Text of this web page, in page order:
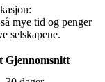
mye tid og penger
selskapene.
Gjennomsnitt